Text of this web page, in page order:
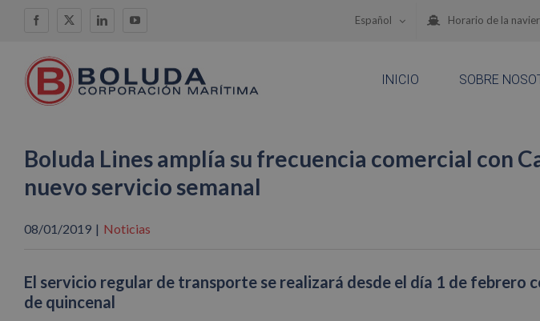
Facebook
X LinkedInYouTube Español Horario de la
INICIO SOBRE
Boluda Lines amplía su frecuencia comercial con
nuevo servicio semanal
08/01/2019 | Noticias
El servicio regular de transporte se realizará desde el día 1 de febrero
de quincenal